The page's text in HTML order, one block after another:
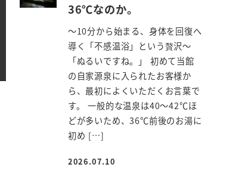
36℃なのか。
～10分から始まる、身体を回復へ
導く「不感温浴」という贅沢～
「ぬるいですね。」 初めて当館
の自家源泉に入られたお客様か
ら、最初によくいただくお言葉で
す。 一般的な温泉は40～42℃ほ
どが多いため、36℃前後のお湯に
初め […]
投稿日
2026.07.10